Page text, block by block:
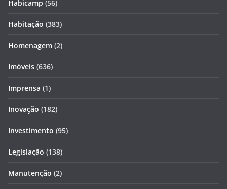
Habicamp (56)
Habitação (383)
Homenagem (2)
Imóveis (636)
Imprensa (1)
Inovação (182)
Investimento (95)
Legislação (138)
Manutenção (2)